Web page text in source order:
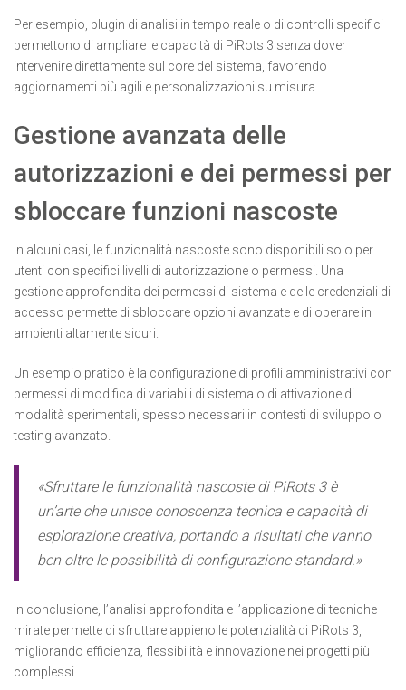
Per esempio, plugin di analisi in tempo reale o di controlli specifici
permettono di ampliare le capacità di PiRots 3 senza dover
intervenire direttamente sul core del sistema, favorendo
aggiornamenti più agili e personalizzazioni su misura.
Gestione avanzata delle
autorizzazioni e dei permessi per
sbloccare funzioni nascoste
In alcuni casi, le funzionalità nascoste sono disponibili solo per
utenti con specifici livelli di autorizzazione o permessi. Una
gestione approfondita dei permessi di sistema e delle credenziali di
accesso permette di sbloccare opzioni avanzate e di operare in
ambienti altamente sicuri.
Un esempio pratico è la configurazione di profili amministrativi con
permessi di modifica di variabili di sistema o di attivazione di
modalità sperimentali, spesso necessari in contesti di sviluppo o
testing avanzato.
«Sfruttare le funzionalità nascoste di PiRots 3 è
un’arte che unisce conoscenza tecnica e capacità di
esplorazione creativa, portando a risultati che vanno
ben oltre le possibilità di configurazione standard.»
In conclusione, l’analisi approfondita e l’applicazione di tecniche
mirate permette di sfruttare appieno le potenzialità di PiRots 3,
migliorando efficienza, flessibilità e innovazione nei progetti più
complessi.